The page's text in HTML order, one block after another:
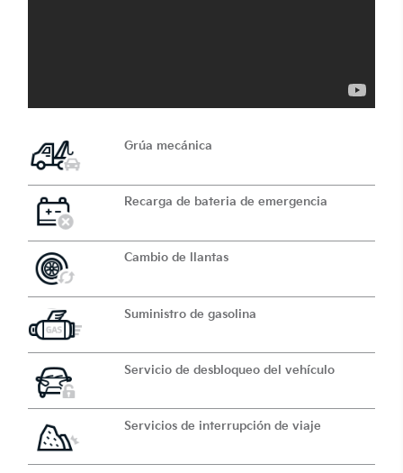
Grúa mecánica
Recarga de bateria de emergencia
Cambio de llantas
Suministro de gasolina
Servicio de desbloqueo del vehículo
Servicios de interrupción de viaje